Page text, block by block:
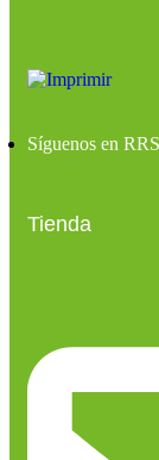
Síguenos en
Tienda